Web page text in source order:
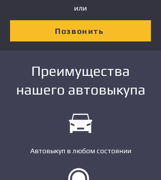
или
Позвонить
Преимущества
нашего автовыкупа
Автовыкуп в любом состоянии